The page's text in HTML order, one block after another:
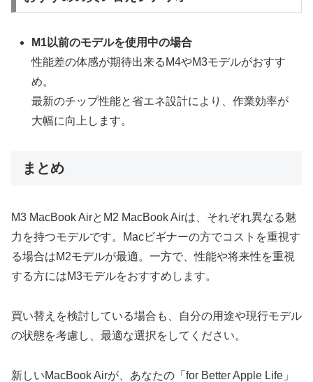
M1以前のモデルを使用中の場合
性能差の体感が期待出来るM4やM3モデルがおすす
め。
最新のチップ性能と省エネ設計により、作業効率が
大幅に向上します。
まとめ
M3 MacBook AirとM2 MacBook Airは、それぞれ異なる魅
力を持つモデルです。Macビギナーの方でコストを重視す
る場合はM2モデルが最適。一方で、性能や将来性を重視
する方にはM3モデルをおすすめします。
買い替えを検討している場合も、自分の用途や現行モデル
の状態を考慮し、最適な選択をしてください。
新しいMacBook Airが、あなたの「for Better Apple Life」